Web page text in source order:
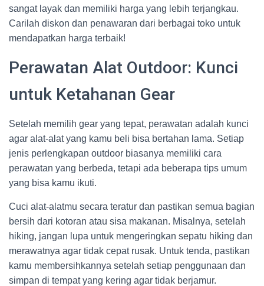
sangat layak dan memiliki harga yang lebih terjangkau.
Carilah diskon dan penawaran dari berbagai toko untuk
mendapatkan harga terbaik!
Perawatan Alat Outdoor: Kunci
untuk Ketahanan Gear
Setelah memilih gear yang tepat, perawatan adalah kunci
agar alat-alat yang kamu beli bisa bertahan lama. Setiap
jenis perlengkapan outdoor biasanya memiliki cara
perawatan yang berbeda, tetapi ada beberapa tips umum
yang bisa kamu ikuti.
Cuci alat-alatmu secara teratur dan pastikan semua bagian
bersih dari kotoran atau sisa makanan. Misalnya, setelah
hiking, jangan lupa untuk mengeringkan sepatu hiking dan
merawatnya agar tidak cepat rusak. Untuk tenda, pastikan
kamu membersihkannya setelah setiap penggunaan dan
simpan di tempat yang kering agar tidak berjamur.